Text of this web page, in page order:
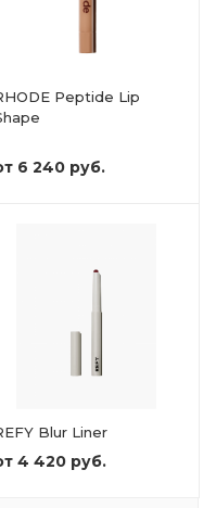
Peptide Lip
6 240 руб.
Blur Liner
4 420 руб.